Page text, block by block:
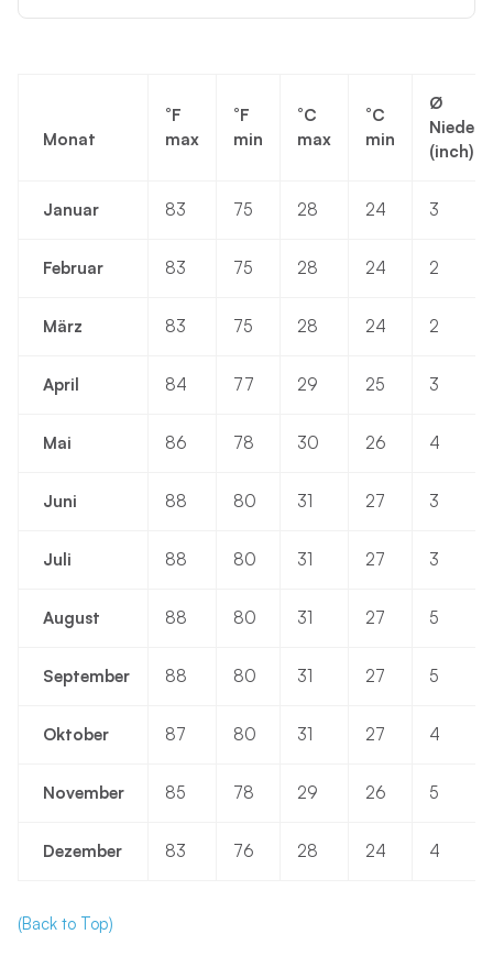
Monat
°F
max
°F
min
°C
max
°C
min
Ø
(inch)
Januar 83 75 28 24 3
Februar 83 75 28 24 2
März 83 75 28 24 2
April 84 77 29 25 3
Mai 86 78 30 26 4
Juni 88 80 31 27 3
Juli 88 80 31 27 3
August 88 80 31 27 5
September 88 80 31 27 5
Oktober 87 80 31 27 4
November 85 78 29 26 5
Dezember 83 76 28 24 4
(Back to Top)